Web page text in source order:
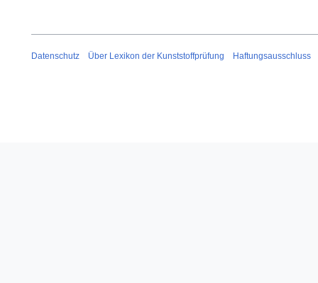
Datenschutz Über Lexikon der Kunststoffprüfung Haftungsausschluss